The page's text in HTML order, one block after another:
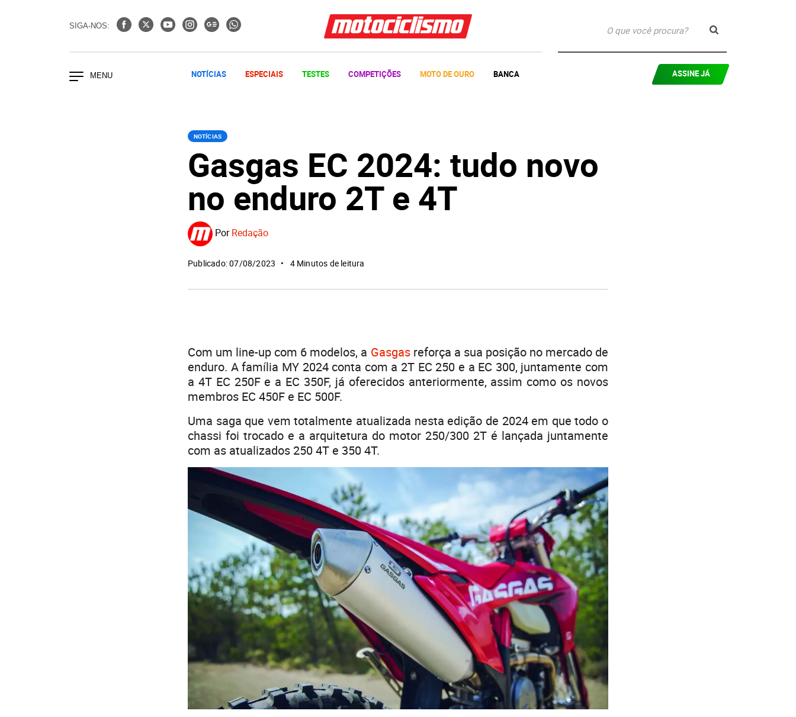
SIGA-NOS:
NOTÍCIAS ESPECIAIS TESTES COMPETIÇÕES MOTO DE OURO BANCA ASSINE JÁ
NOTÍCIAS
Gasgas EC 2024: tudo novo
no enduro 2T e 4T
PorRedação
Publicado: 07/08/2023 4 Minutos de leitura
Com um line-up com 6 modelos, a Gasgasreforça a sua posição no mercado de
enduro. A família MY 2024 conta com a 2T EC 250 e a EC 300, juntamente com
a 4T EC 250F e a EC 350F, já oferecidos anteriormente, assim como os novos
membros EC 450F e EC 500F.
Uma saga que vem totalmente atualizada nesta edição de 2024 em que todo o
chassi foi trocado e a arquitetura do motor 250/300 2T é lançada juntamente
com as atualizados 250 4T e 350 4T.